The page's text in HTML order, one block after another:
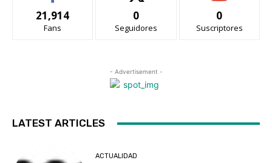
21,914
Fans
0
Seguidores
0
Suscriptores
- Advertisement -
LATEST ARTICLES
ACTUALIDAD